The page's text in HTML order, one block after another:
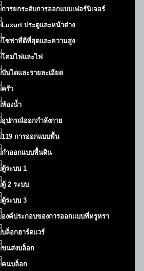
การยกระดับการออกแบบเฟอร์นิเจอร์
Luxurt ประตูและหน้าต่าง
โซฟาที่ดีที่สุดและความสูง
โคมไฟและไฟ
บันไดและรายละเอียด
ครัว
ห้องน้ำ
อุปกรณ์ออกกำลังกาย
119 การออกแบบพื้น
กำออกแบบพื้นดิน
ตู้ระบบ 1
ตู้ 2 ระบบ
ตู้ระบบ 3
องค์ประกอบของการออกแบบที่หรูหรา
บล็อกฮาร์ดแวร์
ขนส่งบล็อก
คนบล็อก